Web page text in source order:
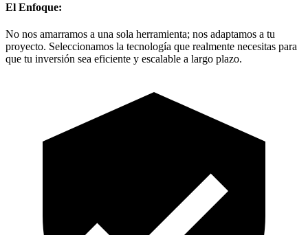
El Enfoque:
No nos amarramos a una sola herramienta; nos adaptamos a tu
proyecto. Seleccionamos la tecnología que realmente necesitas para
que tu inversión sea eficiente y escalable a largo plazo.